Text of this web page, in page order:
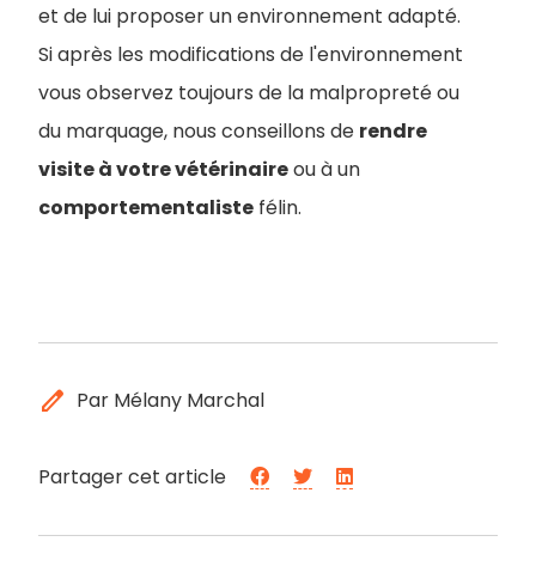
et de lui proposer un environnement adapté.
Si après les modifications de l'environnement
vous observez toujours de la malpropreté ou
du marquage, nous conseillons de rendre
visite à votre vétérinaireou à un
comportementaliste félin.
edit Par Mélany Marchal
Partager cet article